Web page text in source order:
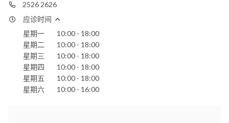
2526 2626
电邮：
drtclam@gmail.com
2526 2626
应诊时间
星期一
10:00 - 18:00
星期二
10:00 - 18:00
星期三
10:00 - 18:00
星期四
10:00 - 18:00
星期五
10:00 - 18:00
星期六
10:00 - 16:00